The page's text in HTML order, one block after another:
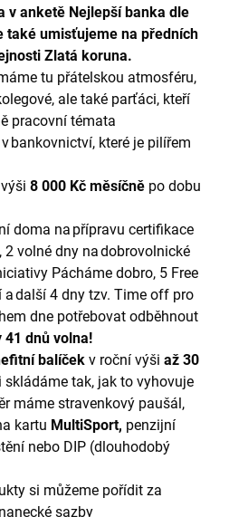
v anketě Nejlepší banka dle
také umisťujeme na předních
Zlatá koruna.
tu přátelskou atmosféru,
ale také parťáci, kteří
pracovní témata
bankovnictví, které je pilířem
8 000 Kč měsíčně po dobu
doma na přípravu certifikace
2 volné dny na dobrovolnické
Pácháme dobro, 5 Free
a další 4 dny tzv. Time off pro
dne potřebovat odběhnout
41 dnů volna!
balíček v roční výši až 30
skládáme tak, jak to vyhovuje
máme stravenkový paušál,
kartu MultiSport, penzijní
nebo DIP (dlouhodobý
si můžeme pořídit za
sazby